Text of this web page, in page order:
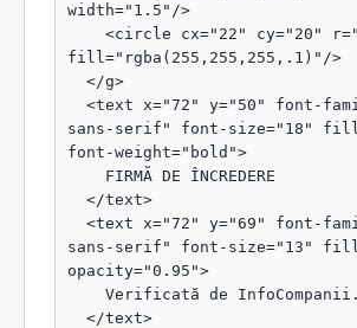
width="1.5"/>
fill="rgba(255,255,255,.1)"/>
sans-serif" font-size="18"
font-weight="bold">
sans-serif" font-size="13"
opacity="0.95">